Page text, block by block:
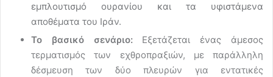
εμπλουτισμό ουρανίου και τα υφιστάμενα
αποθέματα του Ιράν.
Το βασικό σενάριο:Εξετάζεται ένας άμεσος
τερματισμός των εχθροπραξιών, με παράλληλη
δέσμευση των δύο πλευρών για εντατικές